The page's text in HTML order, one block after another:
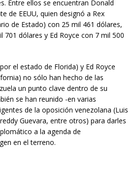
Entre ellos se encuentran Donald
de EEUU, quien designó a Rex
de Estado) con 25 mil 461 dólares,
701 dólares y Ed Royce con 7 mil 500
el estado de Florida) y Ed Royce
no sólo han hecho de las
un punto clave dentro de su
se han reunido -en varias
de la oposición venezolana (Luis
Guevara, entre otros) para darles
a la agenda de
en el terreno.